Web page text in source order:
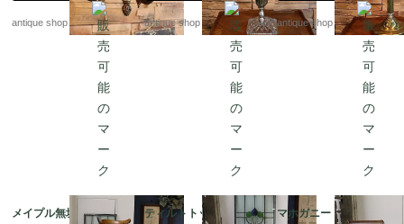
antique shop at's antique shop at's antique shop at's
メイプル無垢 ウィンザ
ティルトトップ サイド
マホガニー ハープバ